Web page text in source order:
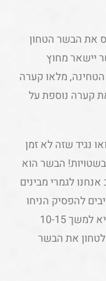
את הבשר הטחון
יישאר מחוץ
מלאו קערה
קערה נוספת על
נגיד שזה לא זמן
הבשר הוא
לגמרי מבינים
להפסיק הניחו
את הבשר והמטחנה בחזרה למקפיא למשך 10-15
את הבשר